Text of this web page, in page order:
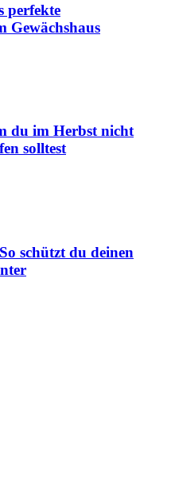
perfekte
Gewächshaus
du im Herbst nicht
solltest
schützt du deinen